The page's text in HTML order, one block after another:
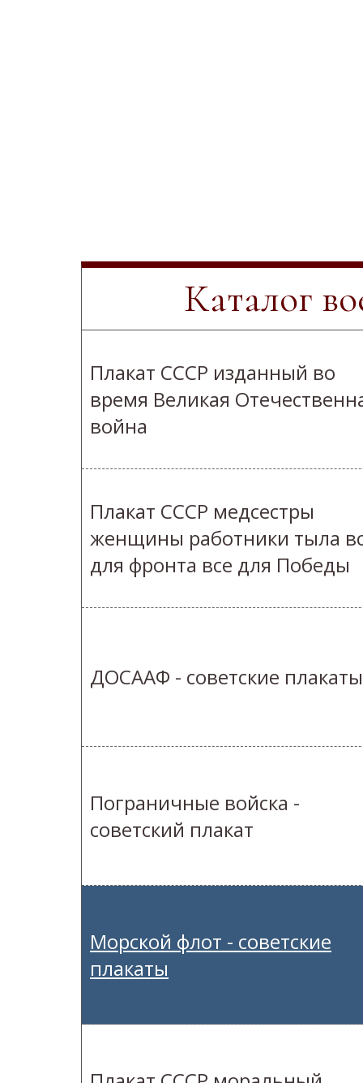
Каталог
Плакат СССР изданный во
время Великая
война
Плакат СССР медсестры
женщины работники тыла
для фронта все для Победы
ДОСААФ - советские плакаты
Пограничные войска -
советский плакат
Морской флот - советские
плакаты